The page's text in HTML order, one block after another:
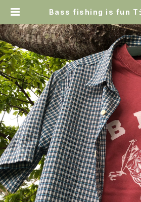
Bass fishing is fun Tシ